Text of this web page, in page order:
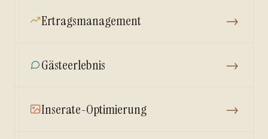
Ertragsmanagement →
Gästeerlebnis →
Inserate-Optimierung →